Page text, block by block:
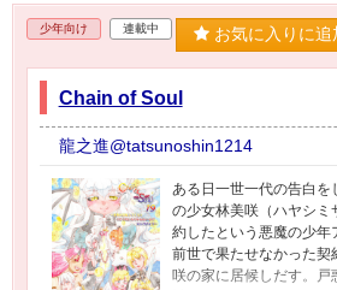
少年向け 連載中 お気に入りに追
Chain of Soul
龍之進@tatsunoshin1214
ある日一世一代の告白を
の少女林美咲（ハヤシミ
約したという悪魔の少年
前世で果たせなかった契
咲の家に居候しだす。戸